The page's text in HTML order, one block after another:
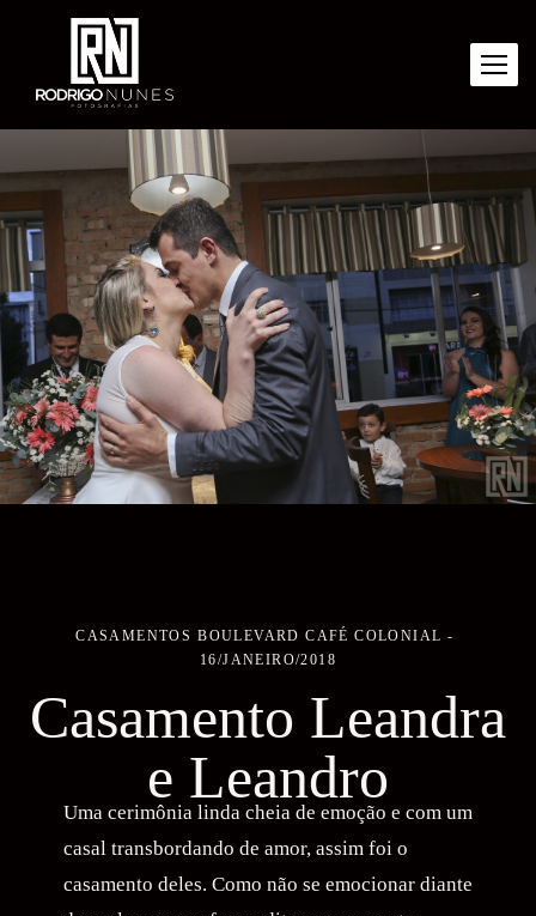
CASAMENTOS BOULEVARD CAFÉ COLONIAL
16/JANEIRO/2018
Casamento Leandra
e Leandro
Uma cerimônia linda cheia de emoção e com um
casal transbordando de amor, assim foi o
casamento deles. Como não se emocionar diante